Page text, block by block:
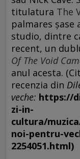
titulatura The
palmares șase
studio, dintre
recent, un
Of The Void
anul acesta.
recenzia din
veche: https://
zi-in-
cultura/
noi-pentru-
2254051.html)